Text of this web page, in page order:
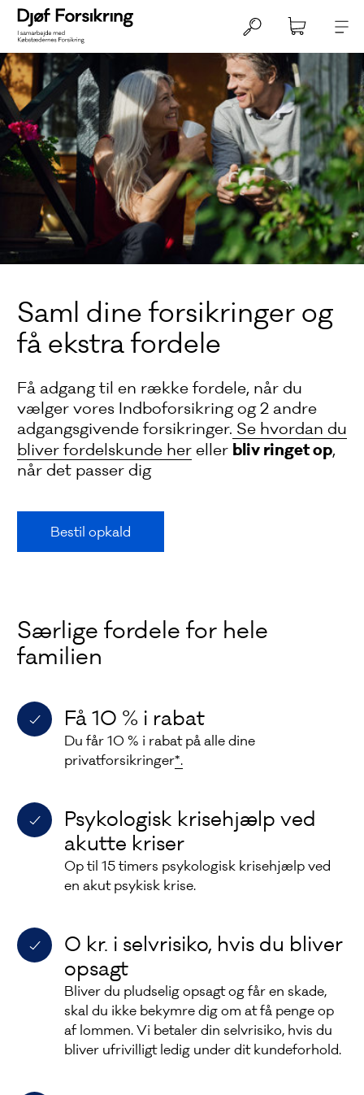
Saml dine forsikringer og
få ekstra fordele
Få adgang til en række fordele, når du
vælger vores Indboforsikring og 2 andre
adgangsgivende forsikringer. Se hvordan du
bliver fordelskunde her eller bliv ringet op,
når det passer dig
Bestil opkald
Særlige fordele for hele
familien
Få 10 % i rabat
Du får 10 % i rabat på alle dine
privatforsikringer*.
Psykologisk krisehjælp ved
akutte kriser
Op til 15 timers psykologisk krisehjælp ved
en akut psykisk krise.
0 kr. i selvrisiko, hvis du bliver
opsagt
Bliver du pludselig opsagt og får en skade,
skal du ikke bekymre dig om at få penge op
af lommen. Vi betaler din selvrisiko, hvis du
bliver ufrivilligt ledig under dit kundeforhold.